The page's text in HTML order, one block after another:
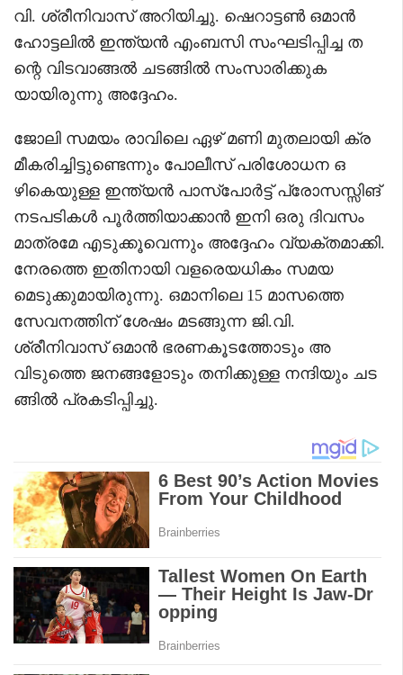
വി. ശ്രീനിവാസ് അറിയിച്ചു. ഷെറാട്ടൺ ഒമാൻ
ഹോട്ടലിൽ ഇന്ത്യൻ എംബസി സംഘടിപ്പിച്ച ത
ന്റെ വിടവാങ്ങൽ ചടങ്ങിൽ സംസാരിക്കുക
യായിരുന്നു അദ്ദേഹം.
ജോലി സമയം രാവിലെ ഏഴ് മണി മുതലായി ക്ര
മീകരിച്ചിട്ടുണ്ടെന്നും പോലീസ് പരിശോധന ഒ
ഴികെയുള്ള ഇന്ത്യൻ പാസ്‌പോർട്ട് പ്രോസസ്സിങ്
നടപടികൾ പൂർത്തിയാക്കാൻ ഇനി ഒരു ദിവസം
മാത്രമേ എടുക്കൂവെന്നും അദ്ദേഹം വ്യക്തമാക്കി.
നേരത്തെ ഇതിനായി വളരെയധികം സമയ
മെടുക്കുമായിരുന്നു. ഒമാനിലെ 15 മാസത്തെ
സേവനത്തിന് ശേഷം മടങ്ങുന്ന ജി.വി.
ശ്രീനിവാസ് ഒമാൻ ഭരണകൂടത്തോടും അ
വിടുത്തെ ജനങ്ങളോടും തനിക്കുള്ള നന്ദിയും ചട
ങ്ങിൽ പ്രകടിപ്പിച്ചു.